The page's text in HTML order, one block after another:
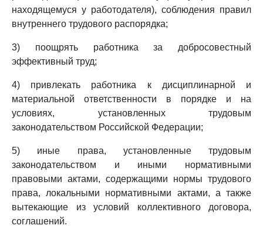
находящемуся у работодателя), соблюдения правил
внутреннего трудового распорядка;
3) поощрять работника за добросовестный
эффективный труд;
4) привлекать работника к дисциплинарной и
материальной ответственности в порядке и на
условиях, установленных трудовым
законодательством Российской Федерации;
5) иные права, установленные трудовым
законодательством и иными нормативными
правовыми актами, содержащими нормы трудового
права, локальными нормативными актами, а также
вытекающие из условий коллективного договора,
соглашений.